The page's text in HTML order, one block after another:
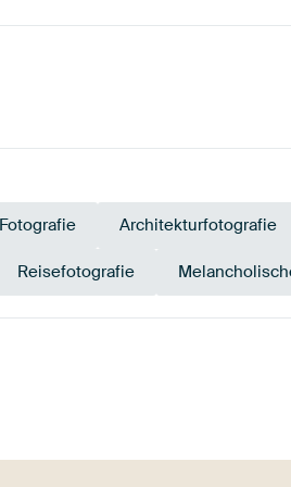
Fotografie Architekturfotografie
Reisefotografie